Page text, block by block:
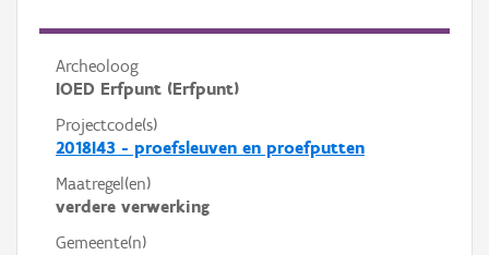
Archeoloog
IOED Erfpunt (Erfpunt)
Projectcode(s)
2018I43 - proefsleuven en proefputten
Maatregel(en)
verdere verwerking
Gemeente(n)